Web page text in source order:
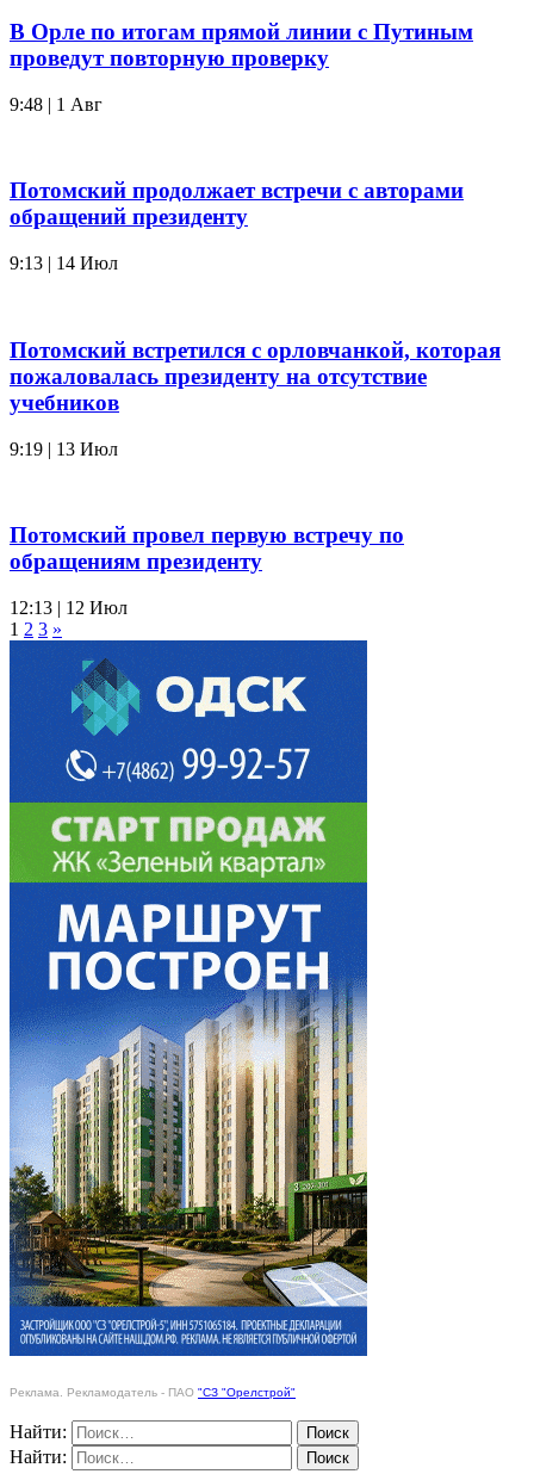
В Орле по итогам прямой линии с Путиным
проведут повторную проверку
9:48 | 1 Авг
Потомский продолжает встречи с авторами
обращений президенту
9:13 | 14 Июл
Потомский встретился с орловчанкой, которая
пожаловалась президенту на отсутствие
учебников
9:19 | 13 Июл
Потомский провел первую встречу по
обращениям президенту
12:13 | 12 Июл
1 2 3 »
Реклама. Рекламодатель - ПАО "СЗ "Орелстрой"
Найти:
Найти: